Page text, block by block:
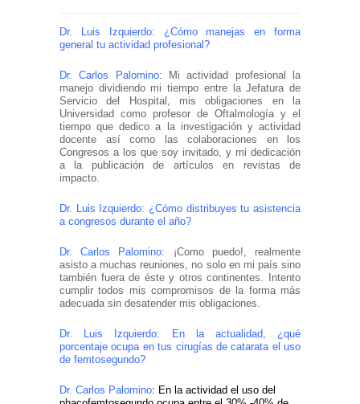
Dr. Luis Izquierdo: ¿Cómo manejas en forma
general tu actividad profesional?
Dr. Carlos Palomino: Mi actividad profesional la
manejo dividiendo mi tiempo entre la Jefatura de
Servicio del Hospital, mis obligaciones en la
Universidad como profesor de Oftalmología y el
tiempo que dedico a la investigación y actividad
docente así como las colaboraciones en los
Congresos a los que soy invitado, y mi dedicación
a la publicación de artículos en revistas de
impacto.
Dr. Luis Izquierdo: ¿Cómo distribuyes tu asistencia
a congresos durante el año?
Dr. Carlos Palomino: ¡Como puedo!, realmente
asisto a muchas reuniones, no solo en mi país sino
también fuera de éste y otros continentes. Intento
cumplir todos mis compromisos de la forma más
adecuada sin desatender mis obligaciones.
Dr. Luis Izquierdo: En la actualidad, ¿qué
porcentaje ocupa en tus cirugías de catarata el uso
de femtosegundo?
Dr. Carlos Palomino: En la actividad el uso del